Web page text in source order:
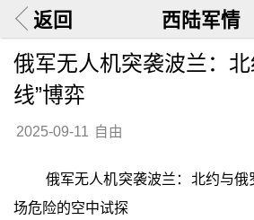
返回 西陆军情
俄军无人机突袭波兰：
线”博弈
2025-09-11 自由
俄军无人机突袭波兰：北约与俄
场危险的空中试探